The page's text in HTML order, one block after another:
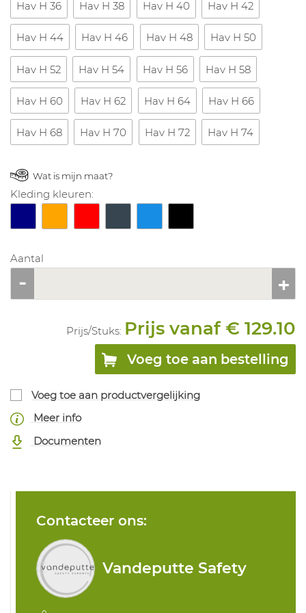
Hav H 36 Hav H 38 Hav H 40 Hav H 42
Hav H 44 Hav H 46 Hav H 48 Hav H 50
Hav H 52 Hav H 54 Hav H 56 Hav H 58
Hav H 60 Hav H 62 Hav H 64 Hav H 66
Hav H 68 Hav H 70 Hav H 72 Hav H 74
Wat is mijn maat?
Kleding kleuren:
Aantal
Prijs/Stuks: Prijs vanaf € 129.10
Voeg toe aan bestelling
Voeg toe aan productvergelijking
Meer info
Documenten
Contacteer ons:
Vandeputte Safety